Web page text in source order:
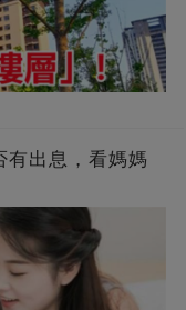
有出息，看媽媽